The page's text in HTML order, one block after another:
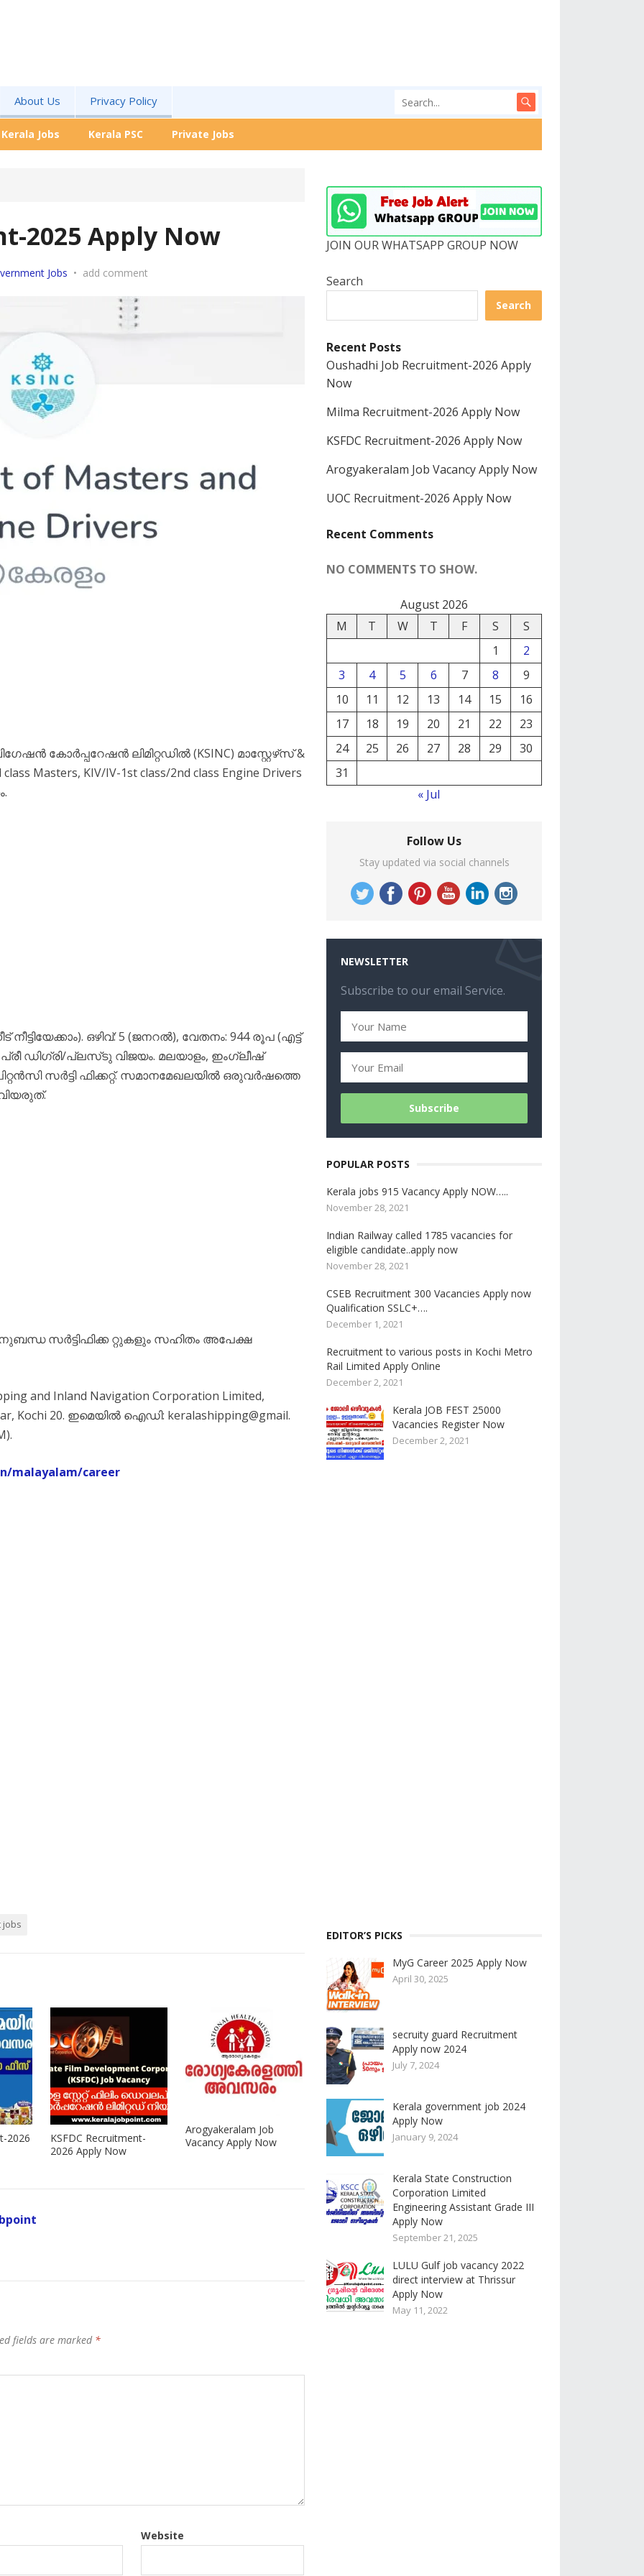
About Us Privacy Policy
Kerala Jobs Kerala PSC Private Jobs
2025 Apply Now
Jobs • add comment
കോർപ്പറേഷൻ ലിമിറ്റഡിൽ (KSINC) മാസ്റ്റേഴ്‌സ് &
Masters, KIV/IV-1st class/2nd class Engine Drivers
ഒഴിവ്: 5 (ജനറൽ), വേതനം: 944 രൂപ (എട്ട്
ഡിഗ്രി/പ്ലസ്‌ടു വിജയം. മലയാളം, ഇംഗ്ലീഷ്
സർട്ടി ഫിക്കറ്റ്. സമാനമേഖലയിൽ ഒരുവർഷത്തെ
സർട്ടിഫിക്ക റ്റുകളും സഹിതം അപേക്ഷ
and Inland Navigation Corporation Limited,
Kochi 20. ഇമെയിൽ ഐഡി: keralashipping@gmail.
malayalam/career
jobs
2026
KSFDC Recruitment-
2026 Apply Now
Arogyakeralam Job
Vacancy Apply Now
fields are marked *
Website
JOIN OUR WHATSAPP GROUP NOW
Search
Search
Recent Posts
Oushadhi Job Recruitment-2026 Apply
Now
Milma Recruitment-2026 Apply Now
KSFDC Recruitment-2026 Apply Now
Arogyakeralam Job Vacancy Apply Now
UOC Recruitment-2026 Apply Now
Recent Comments
NO COMMENTS TO SHOW.
August 2026
M
T W T F S
S
1
2
3
4 5 6 7 8
9
10
11 12 13 14 15
16
17
18 19 20 21 22
23
24
25 26 27 28 29
30
31
« Jul
Follow Us
Stay updated via social channels
NEWSLETTER
Subscribe to our email Service.
POPULAR POSTS
Kerala jobs 915 Vacancy Apply NOW…..
November 28, 2021
Indian Railway called 1785 vacancies for
eligible candidate..apply now
November 28, 2021
CSEB Recruitment 300 Vacancies Apply now
Qualification SSLC+….
December 1, 2021
Recruitment to various posts in Kochi Metro
Rail Limited Apply Online
December 2, 2021
Kerala JOB FEST 25000
Vacancies Register Now
December 2, 2021
EDITOR’S PICKS
MyG Career 2025 Apply Now
April 30, 2025
secruity guard Recruitment
Apply now 2024
July 7, 2024
Kerala government job 2024
Apply Now
January 9, 2024
Kerala State Construction
Corporation Limited
Engineering Assistant Grade III
Apply Now
September 21, 2025
LULU Gulf job vacancy 2022
direct interview at Thrissur
Apply Now
May 11, 2022